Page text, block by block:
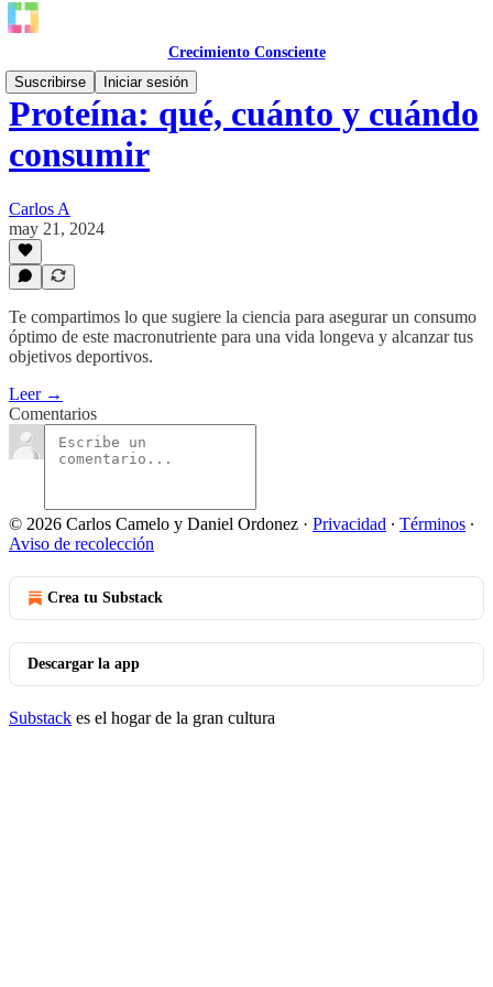
Crecimiento Consciente
Suscribirse
Iniciar sesión
Proteína: qué, cuánto y cuándo
consumir
Carlos A
may 21, 2024
Te compartimos lo que sugiere la ciencia para asegurar un consumo
óptimo de este macronutriente para una vida longeva y alcanzar tus
objetivos deportivos.
Leer →
Comentarios
© 2026 Carlos Camelo y Daniel Ordonez · Privacidad ∙ Términos ∙
Aviso de recolección
Crea tu Substack
Descargar la app
Substack es el hogar de la gran cultura